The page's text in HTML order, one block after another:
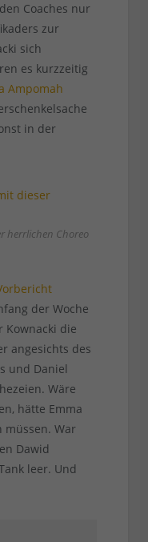
Coaches nur
zur
sich
es kurzzeitig
Ampomah
in der
herrlichen Choreo
der Woche
Kownacki die
angesichts des
und Daniel
Wäre
hätte Emma
müssen. War
Dawid
leer. Und